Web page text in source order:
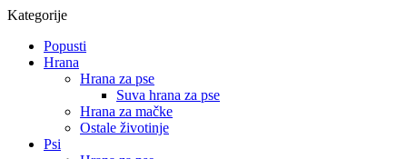
Kategorije
Popusti
Hrana
Hrana za pse
Suva hrana za pse
Hrana za mačke
Ostale životinje
Psi